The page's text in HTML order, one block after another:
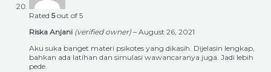
Rated 5out of 5
Riska Anjani (verified owner) – August 26, 2021
Aku suka banget materi psikotes yang dikasih. Dijelasin lengkap,
bahkan ada latihan dan simulasi wawancaranya juga. Jadi lebih
pede.